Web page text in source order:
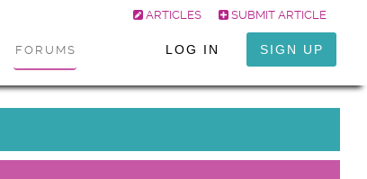
ARTICLES SUBMIT ARTICLE
FORUMS LOG IN SIGN UP